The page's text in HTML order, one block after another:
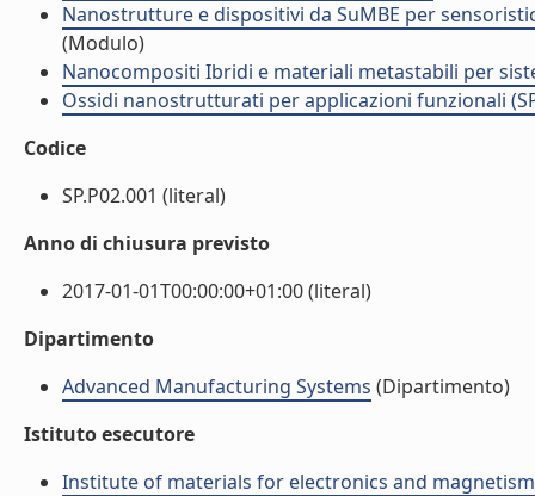
Nanostrutture e dispositivi da SuMBE per
(Modulo)
Nanocompositi Ibridi e materiali metastabili per
Ossidi nanostrutturati per applicazioni funzionali
Codice
SP.P02.001 (literal)
Anno di chiusura previsto
2017-01-01T00:00:00+01:00 (literal)
Dipartimento
Advanced Manufacturing Systems (Dipartimento)
Istituto esecutore
Institute of materials for electronics and